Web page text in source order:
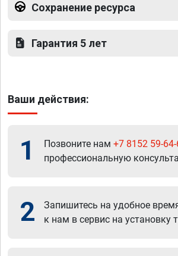
Сохранение ресурса
Гарантия 5 лет
Ваши действия:
1 Позвоните нам +7 8152 59-64-
профессиональную
2
Запишитесь на удобное
к нам в сервис на установку